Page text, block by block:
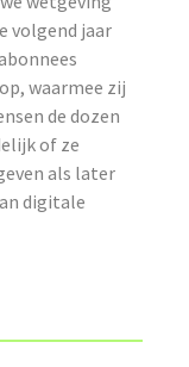
volgend jaar
waarmee zij
de dozen
of ze
als later
digitale